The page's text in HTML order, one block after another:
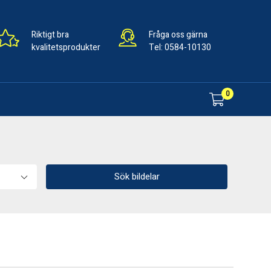
Riktigt bra
kvalitetsprodukter
Fråga oss gärna
Tel:0584-10130
0
Sök bildelar